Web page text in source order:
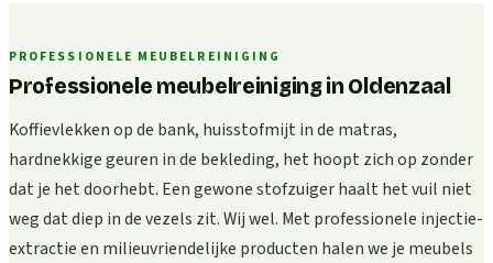
PROFESSIONELE MEUBELREINIGING
Professionele meubelreiniging in Oldenzaal
Koffievlekken op de bank, huisstofmijt in de matras,
hardnekkige geuren in de bekleding, het hoopt zich op zonder
dat je het doorhebt. Een gewone stofzuiger haalt het vuil niet
weg dat diep in de vezels zit. Wij wel. Met professionele injectie-
extractie en milieuvriendelijke producten halen we je meubels